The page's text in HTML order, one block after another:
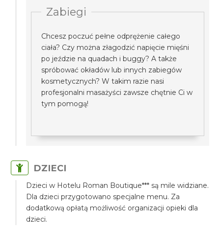
Zabiegi
Chcesz poczuć pełne odprężenie całego
ciała? Czy można złagodzić napięcie mięśni
po jeździe na quadach i buggy? A także
spróbować okładów lub innych zabiegów
kosmetycznych? W takim razie nasi
profesjonalni masażyści zawsze chętnie Ci w
tym pomogą!
DZIECI
Dzieci w Hotelu Roman Boutique*** są mile widziane.
Dla dzieci przygotowano specjalne menu. Za
dodatkową opłatą możliwość organizacji opieki dla
dzieci.